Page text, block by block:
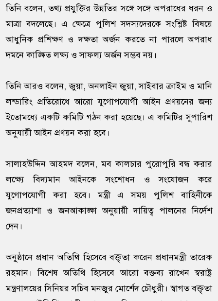
তিনি বলেন, তথ্য প্রযুক্তির উন্নতির সঙ্গে সঙ্গে অপরাধের ধরন ও
মাত্রা বদলেছে। এ ক্ষেত্রে পুলিশ সদস্যদেরকে সংশ্লিষ্ট বিষয়ে
আধুনিক প্রশিক্ষণ ও দক্ষতা অর্জন করতে না পারলে অপরাধ
দমনে কাঙ্ক্ষিত লক্ষ্য ও সাফল্য অর্জন সম্ভব নয়।
তিনি আরও বলেন, জুয়া, অনলাইন জুয়া, সাইবার ক্রাইম ও মানি
লন্ডারিং প্রতিরোধে আরো যুগোপযোগী আইন প্রণয়নের জন্য
ইতোমধ্যে একটি কমিটি গঠন করা হয়েছে। এ কমিটির সুপারিশ
অনুযায়ী আইন প্রণয়ন করা হবে।
সালাহউদ্দিন আহমদ বলেন, মব কালচার পুরোপুরি বন্ধ করার
লক্ষ্যে বিদ্যমান আইনকে সংশোধন ও সংযোজন করে
যুগোপযোগী করা হবে। মন্ত্রী এ সময় পুলিশ বাহিনীকে
জনপ্রত্যাশা ও জনআকাঙ্ক্ষা অনুয়ায়ী দায়িত্ব পালনের নির্দেশ
দেন।
অনুষ্ঠানে প্রধান অতিথি হিসেবে বক্তৃতা করেন প্রধানমন্ত্রী তারেক
রহমান। বিশেষ অতিথি হিসেবে আরো বক্তব্য রাখেন স্বরাষ্ট্র
মন্ত্রণালয়ের সিনিয়র সচিব মনজুর মোর্শেদ চৌধুরী। স্বাগত বক্তৃতা